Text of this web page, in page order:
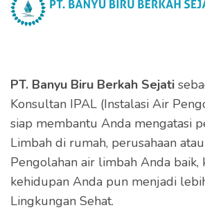
PT. Banyu Biru Berkah Sejati
Konsultan IPAL (Instalasi Air
siap membantu Anda mengatasi
Limbah di rumah, perusahaan
Pengolahan air limbah Anda baik,
kehidupan Anda pun menjadi
Lingkungan Sehat.